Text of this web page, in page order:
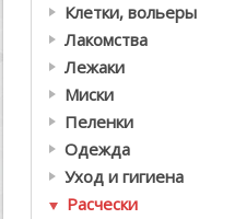
Клетки, вольеры
Лакомства
Лежаки
Миски
Пеленки
Одежда
Уход и гигиена
Расчески